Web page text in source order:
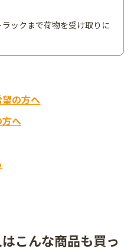
ックまで荷物を受け取りに
の方へ
へ
こんな商品も買っ